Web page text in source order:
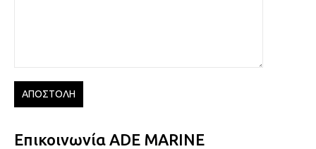
Επικοινωνία ADE MARINE